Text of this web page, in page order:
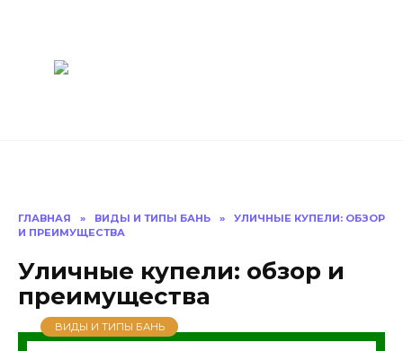
ГЛАВНАЯ » ВИДЫ И ТИПЫ БАНЬ »
УЛИЧНЫЕ КУПЕЛИ: ОБЗОР
И ПРЕИМУЩЕСТВА
Уличные купели: обзор и
преимущества
ВИДЫ И ТИПЫ БАНЬ